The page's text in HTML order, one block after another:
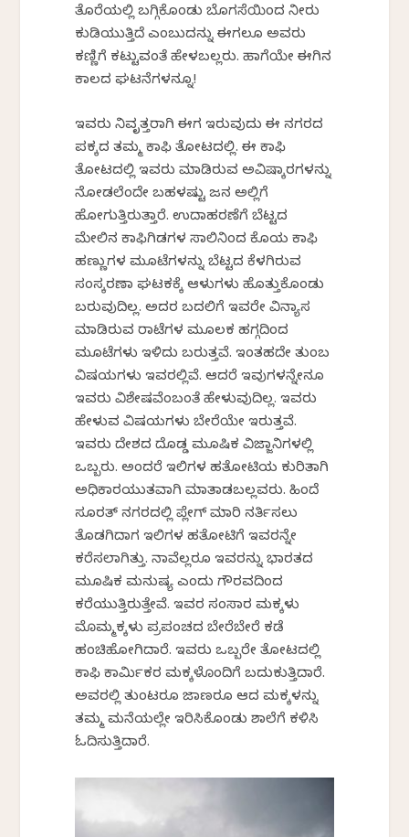
ತೊರೆಯಲ್ಲಿ ಬಗ್ಗಿಕೊಂಡು ಬೊಗಸೆಯಿಂದ ನೀರು
ಕುಡಿಯುತ್ತಿದ್ದೆ ಎಂಬುದನ್ನು ಈಗಲೂ ಅವರು
ಕಣ್ಣಿಗೆ ಕಟ್ಟುವಂತೆ ಹೇಳಬಲ್ಲರು. ಹಾಗೆಯೇ ಈಗಿನ
ಕಾಲದ ಘಟನೆಗಳನ್ನೂ!
ಇವರು ನಿವೃತ್ತರಾಗಿ ಈಗ ಇರುವುದು ಈ ನಗರದ
ಪಕ್ಕದ ತಮ್ಮ ಕಾಫಿ ತೋಟದಲ್ಲಿ. ಈ ಕಾಫಿ
ತೋಟದಲ್ಲಿ ಇವರು ಮಾಡಿರುವ ಅವಿಷ್ಕಾರಗಳನ್ನು
ನೋಡಲೆಂದೇ ಬಹಳಷ್ಟು ಜನ ಅಲ್ಲಿಗೆ
ಹೋಗುತ್ತಿರುತ್ತಾರೆ. ಉದಾಹರಣೆಗೆ ಬೆಟ್ಟದ
ಮೇಲಿನ ಕಾಫಿಗಿಡಗಳ ಸಾಲಿನಿಂದ ಕೊಯ್ದ ಕಾಫಿ
ಹಣ್ಣುಗಳ ಮೂಟೆಗಳನ್ನು ಬೆಟ್ಟದ ಕೆಳಗಿರುವ
ಸಂಸ್ಕರಣಾ ಘಟಕಕ್ಕೆ ಆಳುಗಳು ಹೊತ್ತುಕೊಂಡು
ಬರುವುದಿಲ್ಲ. ಅದರ ಬದಲಿಗೆ ಇವರೇ ವಿನ್ಯಾಸ
ಮಾಡಿರುವ ರಾಟೆಗಳ ಮೂಲಕ ಹಗ್ಗದಿಂದ
ಮೂಟೆಗಳು ಇಳಿದು ಬರುತ್ತವೆ. ಇಂತಹದೇ ತುಂಬ
ವಿಷಯಗಳು ಇವರಲ್ಲಿವೆ. ಆದರೆ ಇವುಗಳನ್ನೇನೂ
ಇವರು ವಿಶೇಷವೆಂಬಂತೆ ಹೇಳುವುದಿಲ್ಲ. ಇವರು
ಹೇಳುವ ವಿಷಯಗಳು ಬೇರೆಯೇ ಇರುತ್ತವೆ.
ಇವರು ದೇಶದ ದೊಡ್ಡ ಮೂಷಿಕ ವಿಜ್ಜಾನಿಗಳಲ್ಲಿ
ಒಬ್ಬರು. ಅಂದರೆ ಇಲಿಗಳ ಹತೋಟಿಯ ಕುರಿತಾಗಿ
ಅಧಿಕಾರಯುತವಾಗಿ ಮಾತಾಡಬಲ್ಲವರು. ಹಿಂದೆ
ಸೂರತ್ ನಗರದಲ್ಲಿ ಪ್ಲೇಗ್ ಮಾರಿ ನರ್ತಿಸಲು
ತೊಡಗಿದಾಗ ಇಲಿಗಳ ಹತೋಟಿಗೆ ಇವರನ್ನೇ
ಕರೆಸಲಾಗಿತ್ತು. ನಾವೆಲ್ಲರೂ ಇವರನ್ನು ಭಾರತದ
ಮೂಷಿಕ ಮನುಷ್ಯ ಎಂದು ಗೌರವದಿಂದ
ಕರೆಯುತ್ತಿರುತ್ತೇವೆ. ಇವರ ಸಂಸಾರ ಮಕ್ಕಳು
ಮೊಮ್ಮಕ್ಕಳು ಪ್ರಪಂಚದ ಬೇರೆಬೇರೆ ಕಡೆ
ಹಂಚಿಹೋಗಿದ್ದಾರೆ. ಇವರು ಒಬ್ಬರೇ ತೋಟದಲ್ಲಿ
ಕಾಫಿ ಕಾರ್ಮಿಕರ ಮಕ್ಕಳೊಂದಿಗೆ ಬದುಕುತ್ತಿದ್ದಾರೆ.
ಅವರಲ್ಲಿ ತುಂಟರೂ ಜಾಣರೂ ಆದ ಮಕ್ಕಳನ್ನು
ತಮ್ಮ ಮನೆಯಲ್ಲೇ ಇರಿಸಿಕೊಂಡು ಶಾಲೆಗೆ ಕಳಿಸಿ
ಓದಿಸುತ್ತಿದ್ದಾರೆ.